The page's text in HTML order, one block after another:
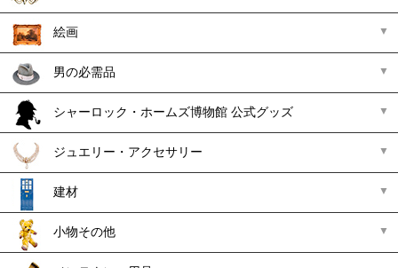
絵画
男の必需品
シャーロック・ホームズ博物館 公式グッズ
ジュエリー・アクセサリー
建材
小物その他